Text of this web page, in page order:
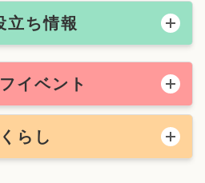
立ち情報
イベント
くらし